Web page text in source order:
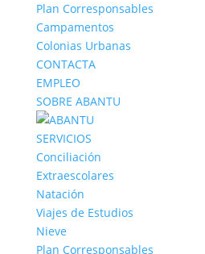
Plan Corresponsables
Campamentos
Colonias Urbanas
CONTACTA
EMPLEO
SOBRE ABANTU
SERVICIOS
Conciliación
Extraescolares
Natación
Viajes de Estudios
Nieve
Plan Corresponsables